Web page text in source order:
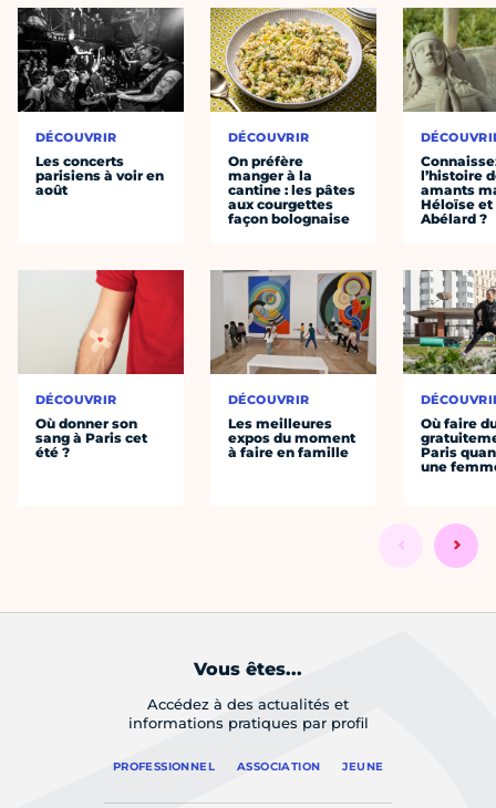
DÉCOUVRIR
Les concerts
parisiens à voir en
août
DÉCOUVRIR
Où donner son
sang à Paris cet
été ?
DÉCOUVRIR
On préfère
manger à la
cantine : les pâtes
aux courgettes
façon bolognaise
DÉCOUVRIR
Les meilleures
expos du moment
à faire en famille
l’histoire
amants
Héloïse et
Abélard ?
Où faire
Paris
une
Vous êtes...
Accédez à des actualités et
informations pratiques par profil
PROFESSIONNEL ASSOCIATION JEUNE